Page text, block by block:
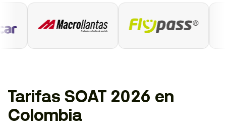
Tarifas SOAT 2026 en
Colombia